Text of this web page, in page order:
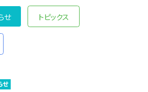
せ トピックス
せ